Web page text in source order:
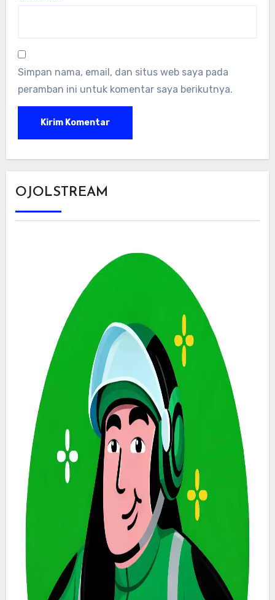
Simpan nama, email, dan situs web saya pada
peramban ini untuk komentar saya berikutnya.
OJOLSTREAM